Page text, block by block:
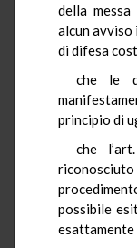
della
alcun
di difesa
che le
principio di
che
possibile
esattamente